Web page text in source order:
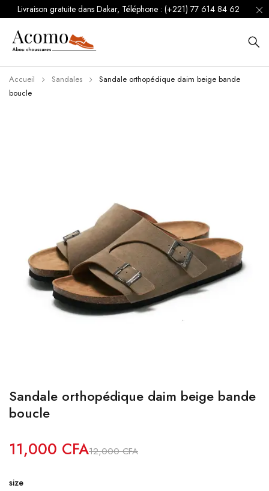
Livraison gratuite dans Dakar, Téléphone : (+221) 77 614 84 62
Accueil Sandales
Sandale orthopédique daim beige bande
boucle
Sandale orthopédique daim beige bande
boucle
12,000CFA
11,000 CFA
size